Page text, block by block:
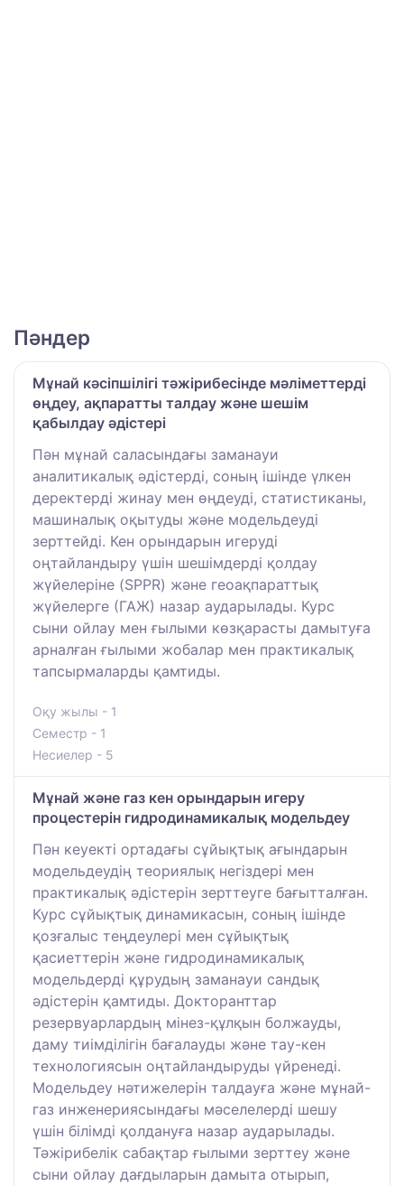
Пәндер
Мұнай кәсіпшілігі тәжірибесінде мәліметтерді
өңдеу, ақпаратты талдау және шешім
қабылдау әдістері
Пән мұнай саласындағы заманауи
аналитикалық әдістерді, соның ішінде үлкен
деректерді жинау мен өңдеуді, статистиканы,
машиналық оқытуды және модельдеуді
зерттейді. Кен орындарын игеруді
оңтайландыру үшін шешімдерді қолдау
жүйелеріне (SPPR) және геоақпараттық
жүйелерге (ГАЖ) назар аударылады. Курс
сыни ойлау мен ғылыми көзқарасты дамытуға
арналған ғылыми жобалар мен практикалық
тапсырмаларды қамтиды.
Оқу жылы - 1
Семестр - 1
Несиелер - 5
Мұнай және газ кен орындарын игеру
процестерін гидродинамикалық модельдеу
Пән кеуекті ортадағы сұйықтық ағындарын
модельдеудің теориялық негіздері мен
практикалық әдістерін зерттеуге бағытталған.
Курс сұйықтық динамикасын, соның ішінде
қозғалыс теңдеулері мен сұйықтық
қасиеттерін және гидродинамикалық
модельдерді құрудың заманауи сандық
әдістерін қамтиды. Докторанттар
резервуарлардың мінез-құлқын болжауды,
даму тиімділігін бағалауды және тау-кен
технологиясын оңтайландыруды үйренеді.
Модельдеу нәтижелерін талдауға және мұнай-
газ инженериясындағы мәселелерді шешу
үшін білімді қолдануға назар аударылады.
Тәжірибелік сабақтар ғылыми зерттеу және
сыни ойлау дағдыларын дамыта отырып,